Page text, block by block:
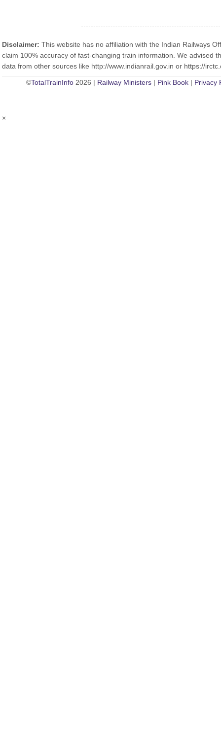
Disclaimer: This website has no affiliation with the Indian Railways
claim 100% accuracy of fast-changing train information. We advised
data from other sources like http://www.indianrail.gov.in or https://
©TotalTrainInfo2026 | Railway Ministers| Pink Book| Privacy
×